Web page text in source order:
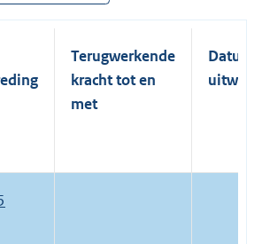
Terugwerkende
kracht tot en
met
Datum